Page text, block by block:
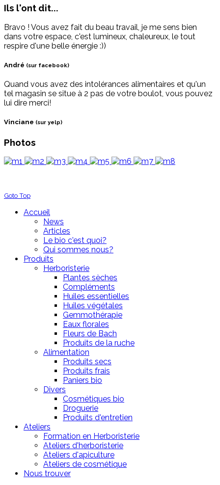
Ils l'ont dit...
Bravo ! Vous avez fait du beau travail, je me sens bien
dans votre espace, c'est lumineux, chaleureux, le tout
respire d'une belle énergie :))
André (sur facebook)
Quand vous avez des intolérances alimentaires et qu'un
tel magasin se situe à 2 pas de votre boulot, vous pouvez
lui dire merci!
Vinciane (sur yelp)
Photos
Goto Top
Accueil
News
Articles
Le bio c'est quoi?
Qui sommes nous?
Produits
Herboristerie
Plantes sèches
Compléments
Huiles essentielles
Huiles végétales
Gemmothérapie
Eaux florales
Fleurs de Bach
Produits de la ruche
Alimentation
Produits secs
Produits frais
Paniers bio
Divers
Cosmétiques bio
Droguerie
Produits d'entretien
Ateliers
Formation en Herboristerie
Ateliers d'herboristerie
Ateliers d'apiculture
Ateliers de cosmétique
Nous trouver